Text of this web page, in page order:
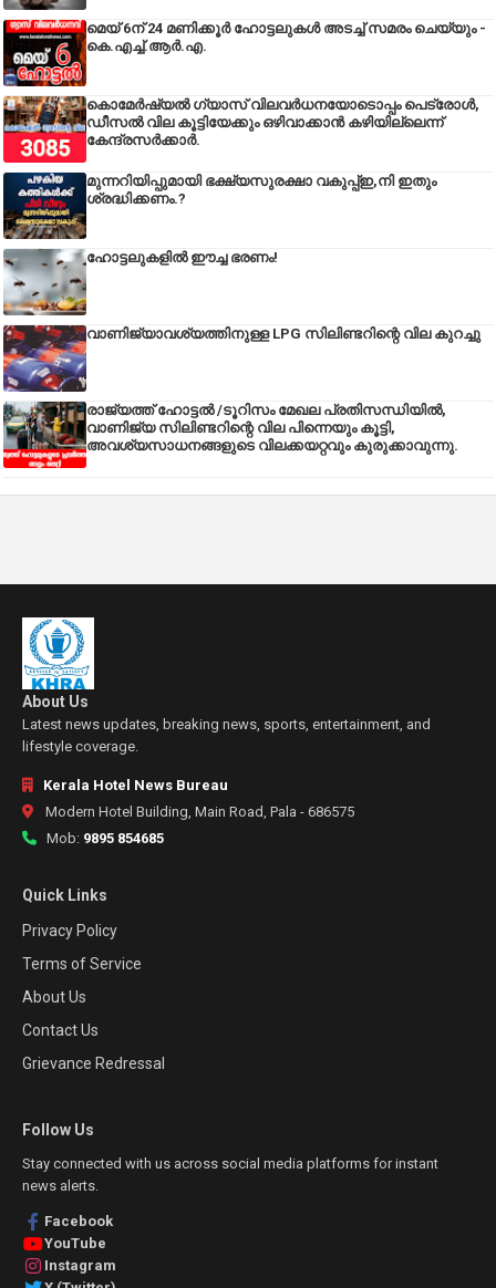
മെയ് 6ന് 24 മണിക്കൂർ ഹോട്ടലുകൾ അടച്ച് സമരം ചെയ്യും -
കെ.എച്ച്.ആർ.എ.
കൊമേർഷ്യൽ ഗ്യാസ് വിലവർധനയോടൊപ്പം പെട്രോൾ,
ഡീസല്‍ വില കൂട്ടിയേക്കും ഒഴിവാക്കാന്‍ കഴിയില്ലെന്ന്
കേന്ദ്രസര്‍ക്കാര്‍.
മുന്നറിയിപ്പുമായി ഭക്ഷ്യസുരക്ഷാ വകുപ്പ്ഇ,നി ഇതും
ശ്രദ്ധിക്കണം.?
ഹോട്ടലുകളിൽ ഈച്ച ഭരണം!
വാണിജ്യാവശ്യത്തിനുള്ള LPG സിലിണ്ടറിന്റെ വില കുറച്ചു
രാജ്യത്ത് ഹോട്ടൽ /ടൂറിസം മേഖല പ്രതിസന്ധിയിൽ,
വാണിജ്യ സിലിണ്ടറിന്റെ വില പിന്നെയും കൂട്ടി,
അവശ്യസാധനങ്ങളുടെ വിലക്കയറ്റവും കുരുക്കാവുന്നു.
About Us
Latest news updates, breaking news, sports, entertainment, and
lifestyle coverage.
Kerala Hotel News Bureau
Modern Hotel Building, Main Road, Pala - 686575
Mob: 9895 854685
Quick Links
Privacy Policy
Terms of Service
About Us
Contact Us
Grievance Redressal
Follow Us
Stay connected with us across social media platforms for instant
news alerts.
Facebook
YouTube
Instagram